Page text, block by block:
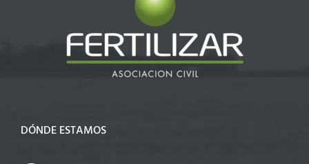
DÓNDE ESTAMOS